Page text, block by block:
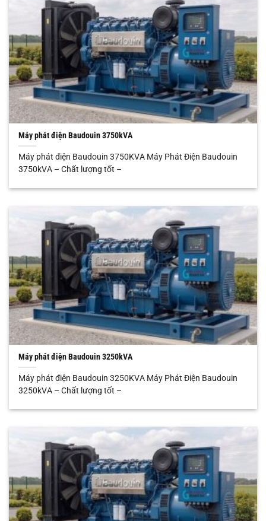
Máy phát điện Baudouin 3750kVA
Máy phát điện Baudouin 3750KVA Máy Phát Điện Baudouin
3750kVA – Chất lượng tốt –
Máy phát điện Baudouin 3250kVA
Máy phát điện Baudouin 3250KVA Máy Phát Điện Baudouin
3250kVA – Chất lượng tốt –